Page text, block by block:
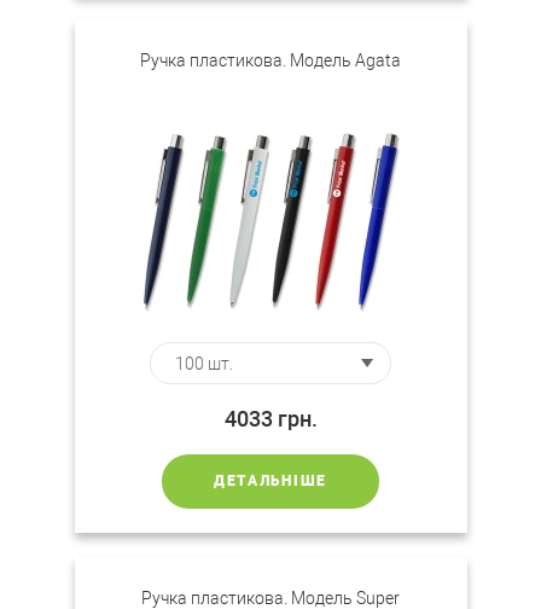
Ручка пластикова. Модель Agata
4033 грн.
ДЕТАЛЬНІШЕ
Ручка пластикова. Модель Super